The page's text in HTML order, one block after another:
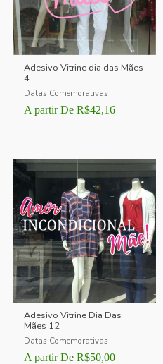
Adesivo Vitrine dia das Mães
4
Datas Comemorativas
A partir De R$42,16
Adesivo Vitrine Dia Das
Mães 12
Datas Comemorativas
A partir De R$50,00